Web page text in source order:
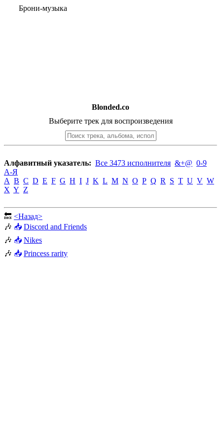
Брони-музыка
Blonded.co
Выберите трек для воспроизведения
Алфавитный указатель: Все 3473 исполнителя &+@ 0-9
А-Я
A B C D E F G H I J K L M N O P Q R S T U V W
X Y Z
🔙 <Назад>
🎶 📥 Discord and Friends
🎶 📥 Nikes
🎶 📥 Princess rarity